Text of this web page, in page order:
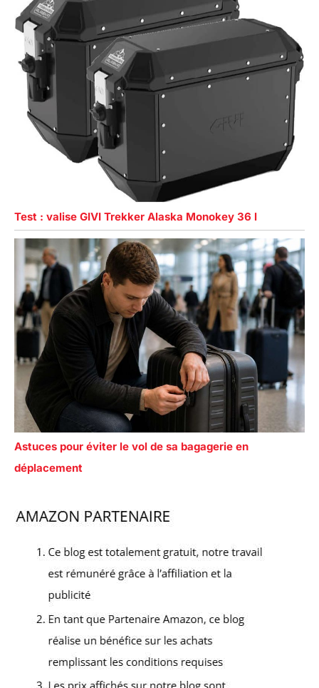
Test : valise GIVI Trekker Alaska Monokey 36 l
Astuces pour éviter le vol de sa bagagerie en
déplacement